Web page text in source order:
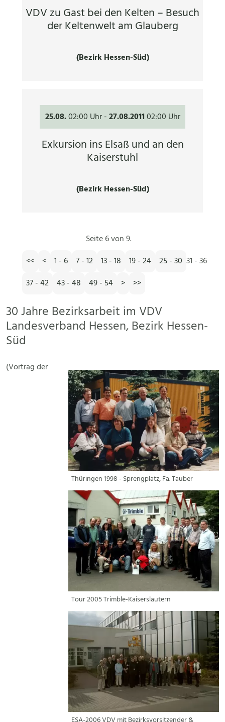
VDV zu Gast bei den Kelten – Besuch
der Keltenwelt am Glauberg
(Bezirk Hessen-Süd)
25.08.02:00 Uhr -27.08.201102:00 Uhr
Exkursion ins Elsaß und an den
Kaiserstuhl
(Bezirk Hessen-Süd)
Seite 6 von 9.
<<
< 1 - 6 7 - 12 13 - 18 19 - 24 25 - 30 31 - 36
37 - 42
43 - 48 49 - 54 > >>
30 Jahre Bezirksarbeit im VDV
Landesverband Hessen, Bezirk Hessen-
Süd
Thüringen 1998 - Sprengplatz, Fa. Tauber
Tour 2005 Trimble-Kaiserslautern
(Vortrag der